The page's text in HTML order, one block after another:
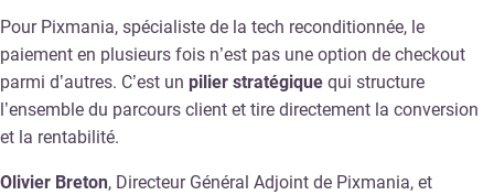
Pour Pixmania, spécialiste de la tech reconditionnée, le
paiement en plusieurs fois n’est pas une option de checkout
parmi d’autres. C’est un pilier stratégique qui structure
l’ensemble du parcours client et tire directement la conversion
et la rentabilité.
Olivier Breton, Directeur Général Adjoint de Pixmania, et